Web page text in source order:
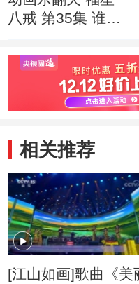
八戒 第35集 谁家
相关推荐
[江山如画]歌曲《美